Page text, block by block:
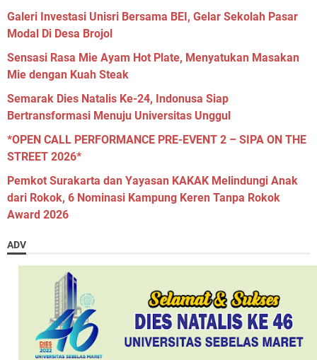
Galeri Investasi Unisri Bersama BEI, Gelar Sekolah Pasar
Modal Di Desa Brojol
Sensasi Rasa Mie Ayam Hot Plate, Menyatukan Masakan
Mie dengan Kuah Steak
Semarak Dies Natalis Ke-24, Indonusa Siap
Bertransformasi Menuju Universitas Unggul
*OPEN CALL PERFORMANCE PRE-EVENT 2 – SIPA ON THE
STREET 2026*
Pemkot Surakarta dan Yayasan KAKAK Melindungi Anak
dari Rokok, 6 Nominasi Kampung Keren Tanpa Rokok
Award 2026
ADV